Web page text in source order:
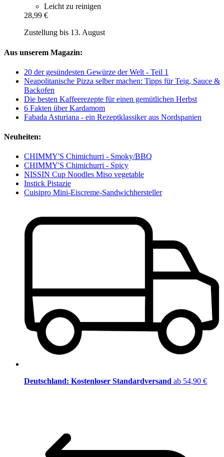
Leicht zu reinigen
28,99 €
Zustellung bis 13. August
Aus unserem Magazin:
20 der gesündesten Gewürze der Welt - Teil 1
Neapolitanische Pizza selber machen: Tipps für Teig, Sauce &
Backofen
Die besten Kaffeerezepte für einen gemütlichen Herbst
6 Fakten über Kardamom
Fabada Asturiana - ein Rezeptklassiker aus Nordspanien
Neuheiten:
CHIMMY'S Chimichurri - Smoky/BBQ
CHIMMY'S Chimichurri - Spicy
NISSIN Cup Noodles Miso vegetable
Instick Pistazie
Cuisipro Mini-Eiscreme-Sandwichhersteller
Deutschland: Kostenloser Standardversand ab 54,90 €